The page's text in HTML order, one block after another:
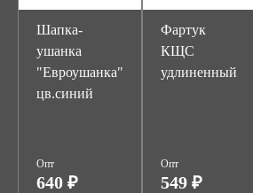
Шапка-
ушанка
"Евроушанка"
цв.синий
Опт
640 ₽
Фартук
КЩС
удлиненный
Опт
549 ₽